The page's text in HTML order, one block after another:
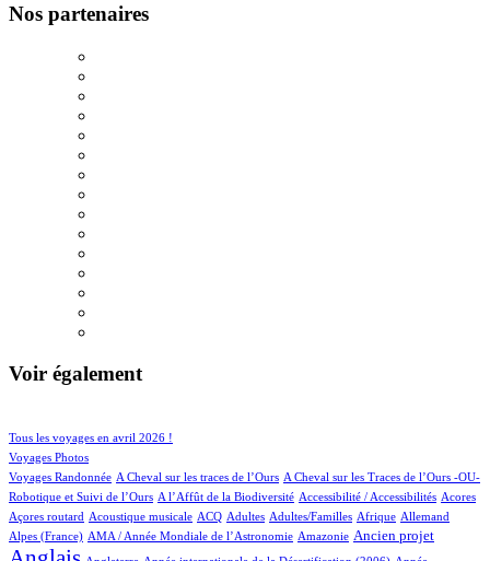
Nos partenaires
Voir également
Tous les voyages en avril 2026 !
222/1061
Voyages Photos
174/1061
Voyages Randonnée
6/1061 A Cheval sur les traces de l’Ours
6/1061
A Cheval sur les Traces de l’Ours -OU-
Robotique et Suivi de l’Ours
5/1061 A l’Affût de la Biodiversité
1/1061 Accessibilité / Accessibilités
6/1061 Acores
1/1061
Açores routard
1/1061 Acoustique musicale
100/1061 ACQ
36/1061 Adultes
14/1061 Adultes/Familles
3/1061 Afrique
76/1061 Allemand
25/1061
Alpes (France)
14/1061 AMA / Année Mondiale de l’Astronomie
15/1061 Amazonie
331/1061 Ancien projet
814/1061
58/1061
8/1061
16/1061